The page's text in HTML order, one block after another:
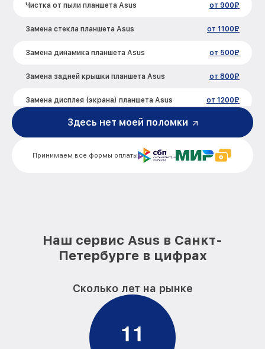
Чистка от пыли планшета Asus от 900₽
Замена стекла планшета Asus от 1100₽
Замена динамика планшета Asus от 500₽
Замена задней крышки планшета Asus от 800₽
Замена дисплея (экрана) планшета Asus от 1200₽
Замена корпуса планшета Asus
Замена аккумулятора планшета Asus от 500₽
Принимаем все формы оплаты
Здесь нет моей поломки
Наш сервис Asus в Санкт-
Петербурге в цифрах
Сколько лет на рынке
11